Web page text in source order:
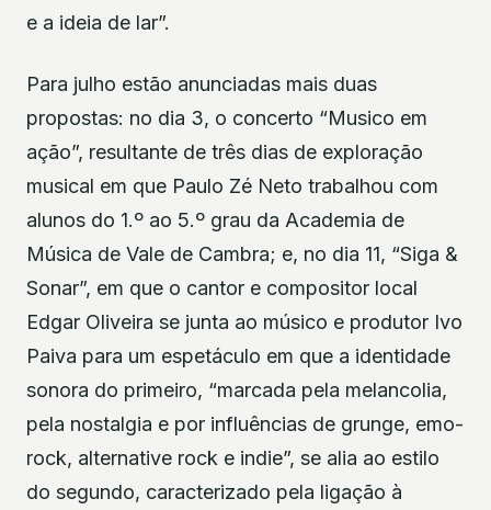
e a ideia de lar”.
Para julho estão anunciadas mais duas
propostas: no dia 3, o concerto “Musico em
ação”, resultante de três dias de exploração
musical em que Paulo Zé Neto trabalhou com
alunos do 1.º ao 5.º grau da Academia de
Música de Vale de Cambra; e, no dia 11, “Siga &
Sonar”, em que o cantor e compositor local
Edgar Oliveira se junta ao músico e produtor Ivo
Paiva para um espetáculo em que a identidade
sonora do primeiro, “marcada pela melancolia,
pela nostalgia e por influências de grunge, emo-
rock, alternative rock e indie”, se alia ao estilo
do segundo, caracterizado pela ligação à